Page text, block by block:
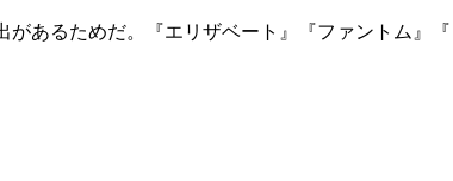
あるためだ。『エリザベート』『ファントム』